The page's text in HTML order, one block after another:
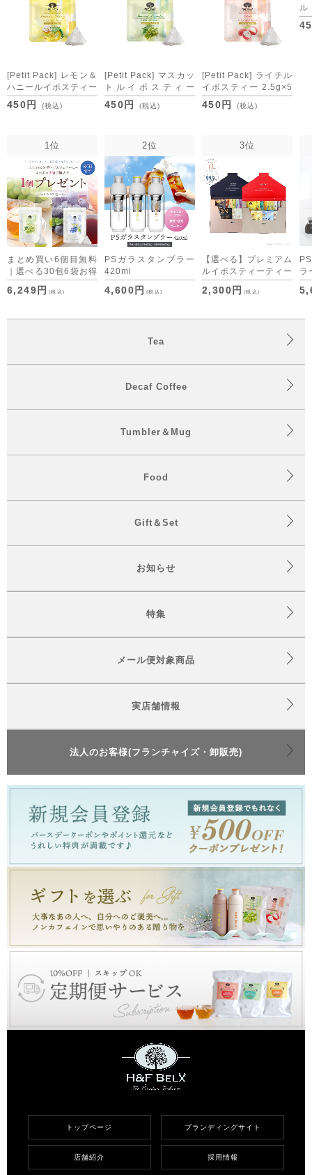
[Petit Pack] レモン＆
ハニールイボスティー
2.5g×5包
[M便 1/10]
450円 (税込)
[Petit Pack] マスカッ
トルイボスティー
2.5g×5包
[M便 1/10]
450円 (税込)
[Petit Pack] ライチル
イボスティー 2.5g×5
包
[M便 1/10]
450円 (税込)
1位
まとめ買い6個目無料
｜選べる30包6袋お得
セット デカフェコー
ヒーも仲間入り
6,249円 (税込)
2位
PSガラスタンブラー
420ml
4,600円 (税込)
3位
【選べる】プレミアム
ルイボスティーティー
バッグ・デカフェコー
ヒー アソート （ON
便 1/1]
2,300円 (税込)
ラ
Tea
Decaf Coffee
Tumbler＆Mug
Food
Gift＆Set
お知らせ
特集
メール便対象商品
実店舗情報
法人のお客様(フランチャイズ・卸販売)
トップページ ブランディングサイト
店舗紹介 採用情報